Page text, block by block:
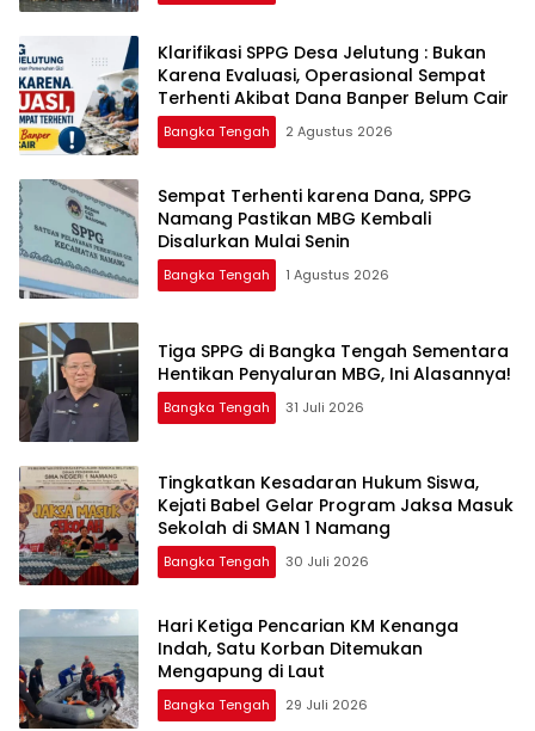
‎Klarifikasi SPPG Desa Jelutung : Bukan
Karena Evaluasi, Operasional Sempat
Terhenti Akibat Dana Banper Belum Cair
Bangka Tengah 2 Agustus 2026
‎Sempat Terhenti karena Dana, SPPG
Namang Pastikan MBG Kembali
Disalurkan Mulai Senin
Bangka Tengah 1 Agustus 2026
‎Tiga SPPG di Bangka Tengah Sementara
Bangka Tengah 31 Juli 2026
Tingkatkan Kesadaran Hukum Siswa,
Kejati Babel Gelar Program Jaksa Masuk
Sekolah di SMAN 1 Namang
Bangka Tengah 30 Juli 2026
Hari Ketiga Pencarian KM Kenanga
Indah, Satu Korban Ditemukan
Mengapung di Laut
Bangka Tengah 29 Juli 2026